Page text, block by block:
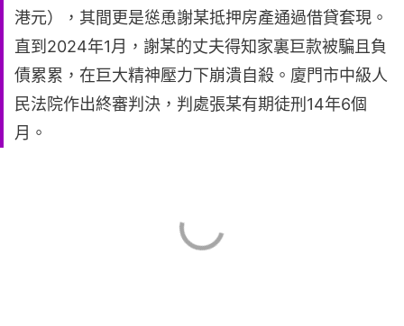
港元），其間更是慫恿謝某抵押房產通過借貸套現。
直到2024年1月，謝某的丈夫得知家裏巨款被騙且負
債累累，在巨大精神壓力下崩潰自殺。廈門市中級人
民法院作出終審判決，判處張某有期徒刑14年6個
月。